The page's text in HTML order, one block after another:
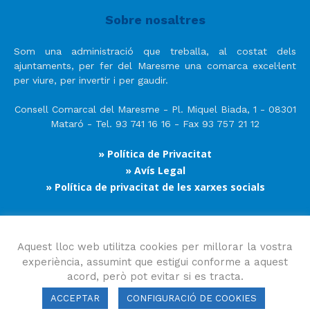
Sobre nosaltres
Som una administració que treballa, al costat dels
ajuntaments, per fer del Maresme una comarca excel·lent
per viure, per invertir i per gaudir.
Consell Comarcal del Maresme - Pl. Miquel Biada, 1 - 08301
Mataró - Tel. 93 741 16 16 - Fax 93 757 21 12
» Política de Privacitat
» Avís Legal
» Política de privacitat de les xarxes socials
Segueix-nos
Aquest lloc web utilitza cookies per millorar la vostra
experiència, assumint que estigui conforme a aquest
acord, però pot evitar si es tracta.
ACCEPTAR CONFIGURACIÓ DE COOKIES